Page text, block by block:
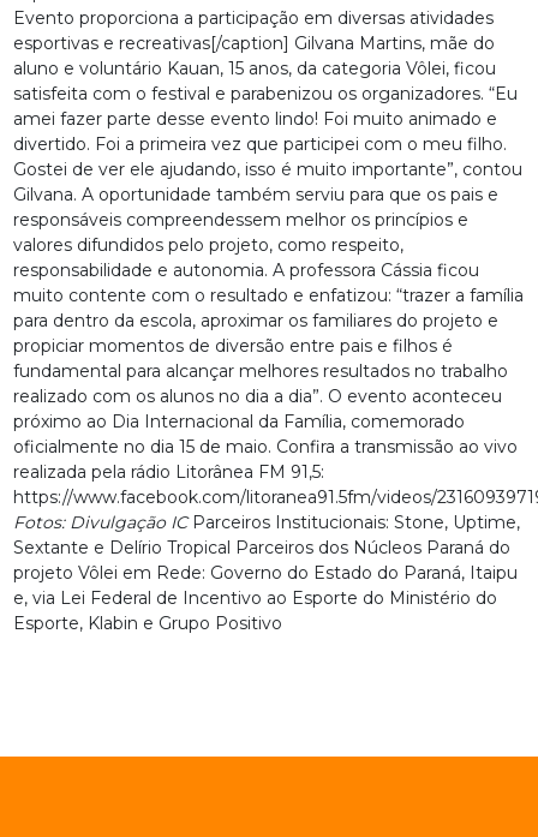
Evento proporciona a participação em diversas atividades
esportivas e recreativas[/caption] Gilvana Martins, mãe do
aluno e voluntário Kauan, 15 anos, da categoria Vôlei, ficou
satisfeita com o festival e parabenizou os organizadores. “Eu
amei fazer parte desse evento lindo! Foi muito animado e
divertido. Foi a primeira vez que participei com o meu filho.
Gostei de ver ele ajudando, isso é muito importante”, contou
Gilvana. A oportunidade também serviu para que os pais e
responsáveis compreendessem melhor os princípios e
valores difundidos pelo projeto, como respeito,
responsabilidade e autonomia. A professora Cássia ficou
muito contente com o resultado e enfatizou: “trazer a família
para dentro da escola, aproximar os familiares do projeto e
propiciar momentos de diversão entre pais e filhos é
fundamental para alcançar melhores resultados no trabalho
realizado com os alunos no dia a dia”. O evento aconteceu
próximo ao Dia Internacional da Família, comemorado
oficialmente no dia 15 de maio. Confira a transmissão ao vivo
realizada pela rádio Litorânea FM 91,5:
https://www.facebook.com/litoranea91.5fm/videos/
Fotos: Divulgação ICParceiros Institucionais: Stone, Uptime,
Sextante e Delírio Tropical Parceiros dos Núcleos Paraná do
projeto Vôlei em Rede: Governo do Estado do Paraná, Itaipu
e, via Lei Federal de Incentivo ao Esporte do Ministério do
Esporte, Klabin e Grupo Positivo